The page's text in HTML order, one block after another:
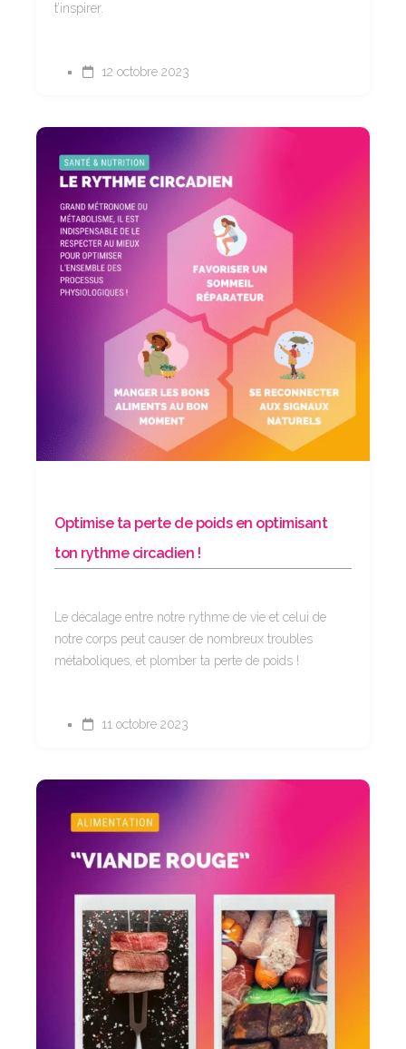
t’inspirer.
12 octobre 2023
Optimise ta perte de poids en optimisant
ton rythme circadien !
Le décalage entre notre rythme de vie et celui de
notre corps peut causer de nombreux troubles
métaboliques, et plomber ta perte de poids !
11 octobre 2023